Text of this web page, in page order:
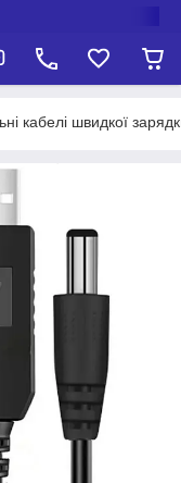
кабелі швидкої